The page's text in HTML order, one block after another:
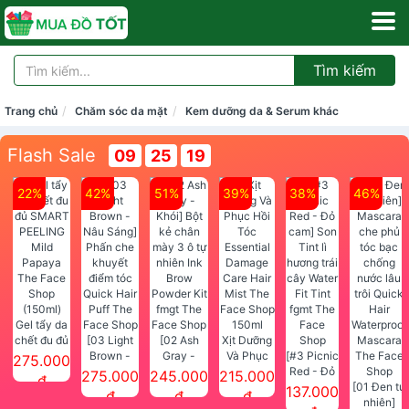
Tìm kiếm
Trang chủ Chăm sóc da mặt Kem dưỡng da & Serum khác
Flash Sale 09 25 18
22%
Gel tẩy da
chết đu đủ
SMART
PEELING
275.000
đ
42%
[03 Light
Brown -
Nâu Sáng]
Phấn che
275.000
đ
51%
[02 Ash
Gray -
Khói] Bột
kẻ chân
245.000
đ
39%
Xịt Dưỡng
Và Phục
Hồi Tóc
Essential
215.000
đ
38%
[#3 Picnic
Red - Đỏ
cam] Son
137.000
46%
[01 Đen tự
nhiên]